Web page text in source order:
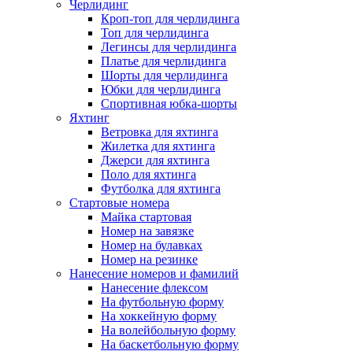
Черлидинг
Кроп-топ для черлидинга
Топ для черлидинга
Легинсы для черлидинга
Платье для черлидинга
Шорты для черлидинга
Юбки для черлидинга
Спортивная юбка-шорты
Яхтинг
Ветровка для яхтинга
Жилетка для яхтинга
Джерси для яхтинга
Поло для яхтинга
Футболка для яхтинга
Стартовые номера
Майка стартовая
Номер на завязке
Номер на булавках
Номер на резинке
Нанесение номеров и фамилий
Нанесение флексом
На футбольную форму
На хоккейную форму
На волейбольную форму
На баскетбольную форму